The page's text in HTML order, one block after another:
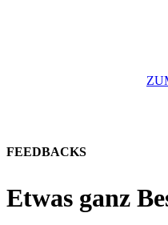
FEEDBACKS
Etwas ganz